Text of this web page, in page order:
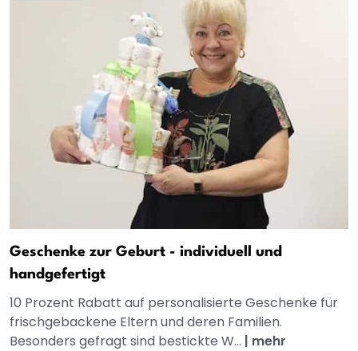
Geschenke zur Geburt - individuell und
handgefertigt
10 Prozent Rabatt auf personalisierte Geschenke für
frischgebackene Eltern und deren Familien.
Besonders gefragt sind bestickte W... | mehr